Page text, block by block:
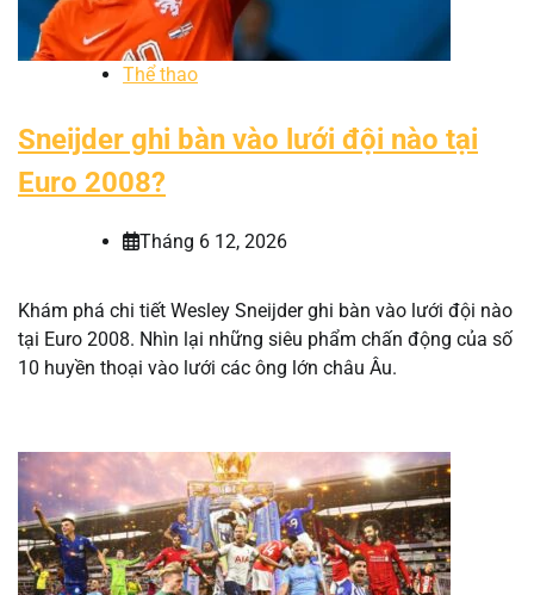
Thể thao
Sneijder ghi bàn vào lưới đội nào tại
Euro 2008?
Tháng 6 12, 2026
Khám phá chi tiết Wesley Sneijder ghi bàn vào lưới đội nào
tại Euro 2008. Nhìn lại những siêu phẩm chấn động của số
10 huyền thoại vào lưới các ông lớn châu Âu.